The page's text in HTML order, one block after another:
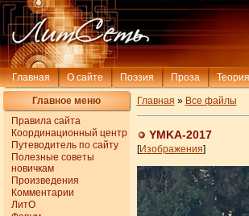
Главная О сайте Поэзия Проза
Главное меню
Правила сайта
Координационный центр
Путеводитель по сайту
Полезные советы
новичкам
Произведения
Комментарии
ЛитО
Главная » Все файлы
YMKA-2017
[Изображения]